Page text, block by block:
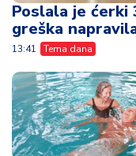
Poslala je ćerki
greška
13:41 Tema dana